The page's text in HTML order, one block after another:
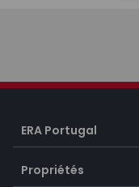
ERA Portugal
Propriétés